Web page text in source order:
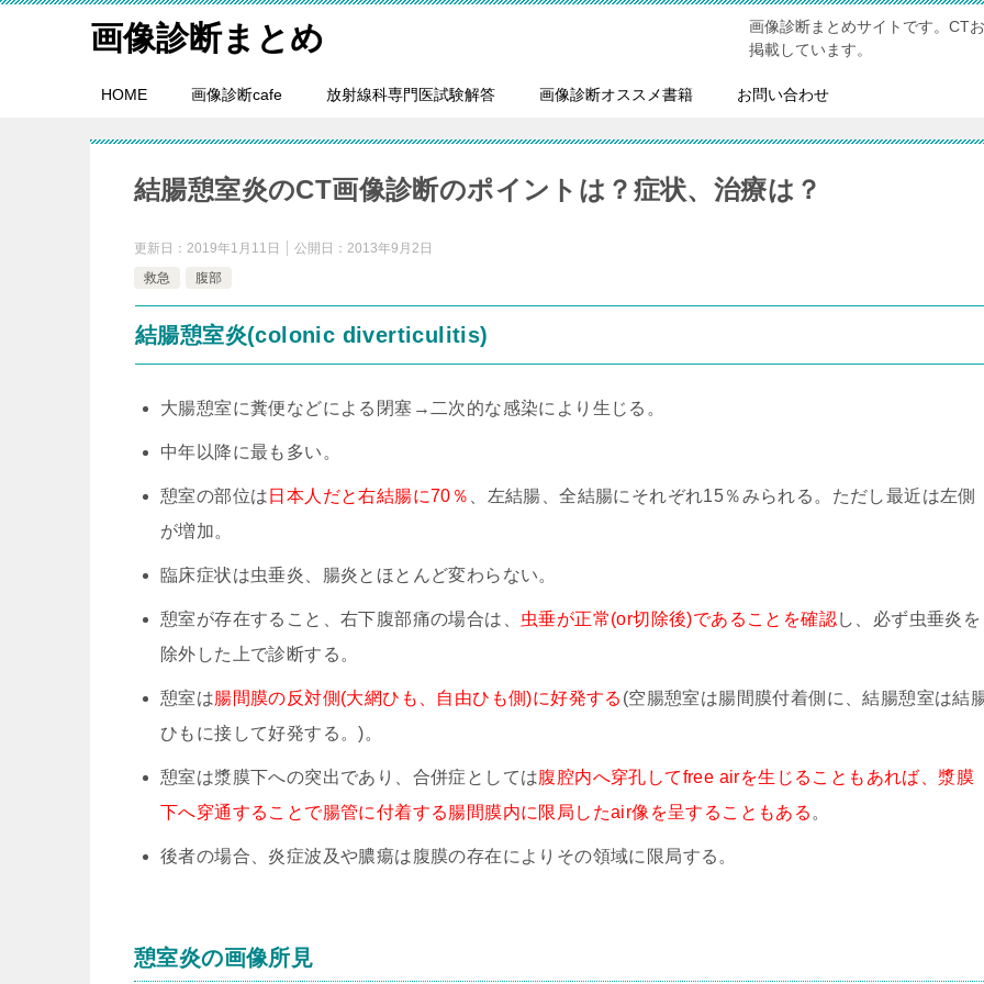
画像診断まとめ
画像診断まとめサイトです。CT
掲載しています。
HOME 画像診断cafe 放射線科専門医試験解答 画像診断オススメ書籍 お問い合わせ
結腸憩室炎のCT画像診断のポイントは？症状、治療は？
更新日： 2019年1月11日 公開日： 2013年9月2日
救急
腹部
結腸憩室炎(colonic diverticulitis)
大腸憩室に糞便などによる閉塞→二次的な感染により生じる。
中年以降に最も多い。
憩室の部位は 日本人だと右結腸に70％
、左結腸、全結腸にそれぞれ15％みられる。ただし最近は左側
が増加。
臨床症状は虫垂炎、腸炎とほとんど変わらない。
憩室が存在すること、右下腹部痛の場合は、 虫垂が正常(or切除後)であることを確認し、必ず虫垂炎を
除外した上で診断する。
憩室は腸間膜の反対側(大網ひも、自由ひも側)に好発する (空腸憩室は腸間膜付着側に、結腸憩室は結
ひもに接して好発する。)。
憩室は漿膜下への突出であり、合併症としては腹腔内へ穿孔してfree airを生じることもあれば、漿膜
下へ穿通することで腸管に付着する腸間膜内に限局したair像を呈することもある 。
後者の場合、炎症波及や膿瘍は腹膜の存在によりその領域に限局する。
憩室炎の画像所見